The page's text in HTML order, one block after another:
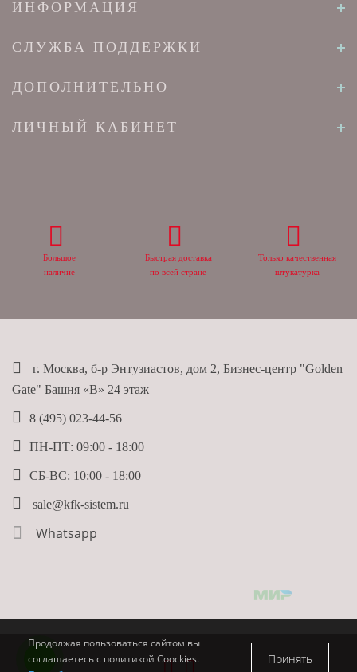
ИНФОРМАЦИЯ
СЛУЖБА ПОДДЕРЖКИ
ДОПОЛНИТЕЛЬНО
ЛИЧНЫЙ КАБИНЕТ
Большое
наличие
Быстрая доставка
по всей стране
Только качественная
штукатурка
г. Москва, б-р Энтузиастов, дом 2, Бизнес-центр "Golden
Gate" Башня «B» 24 этаж
8 (495) 023-44-56
ПН-ПТ: 09:00 - 18:00
СБ-ВС: 10:00 - 18:00
sale@kfk-sistem.ru
Whatsapp
Продолжая пользоваться сайтом вы
соглашаетесь с политикой Coockies.
Принять